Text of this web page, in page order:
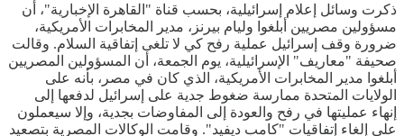
ذكرت وسائل إعلام إسرائيلية، بحسب قناة "القاهرة الإخبارية"، أن
مسؤولين مصريين أبلغوا وليام بيرنز، مدير المخابرات الأمريكية،
ضرورة وقف إسرائيل عملية رفح كي لا تلغى إتفاقية السلام. وقالت
صحيفة "معاريف" الإسرائيلية، يوم الجمعة، أن المسؤولين المصريين
أبلغوا مدير المخابرات الأمريكية، الذي كان في مصر، بأنه على
الولايات المتحدة ممارسة ضغوط جدية على إسرائيل لدفعها إلى
إنهاء عمليتها في رفح والعودة إلى المفاوضات بجدية، وإلا سيعملون
على إلغاء إتفاقيات "كامب ديفيد". وقامت الوكالات المصرية بتصعيد